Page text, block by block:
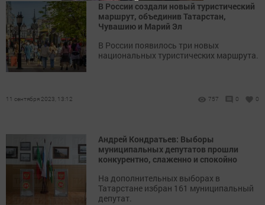
В России создали новый туристический
маршрут, объединив Татарстан,
Чувашию и Марий Эл
В России появилось три новых
национальных туристических маршрута.
11 сентября 2023, 13:12 757 0 0
Андрей Кондратьев: Выборы
муниципальных депутатов прошли
конкурентно, слаженно и спокойно
На дополнительных выборах в
Татарстане избран 161 муниципальный
депутат.